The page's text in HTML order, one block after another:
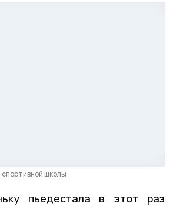
спортивной школы
пьедестала в этот раз